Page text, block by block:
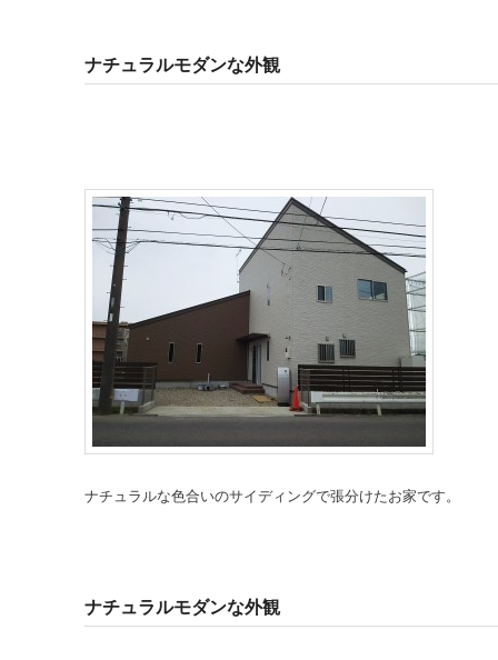
ナチュラルモダンな外観
ナチュラルな色合いのサイディングで張分けたお家です。
ナチュラルモダンな外観